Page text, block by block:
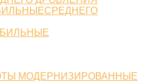
МОДЕРНИЗИРОВАННЫЕ